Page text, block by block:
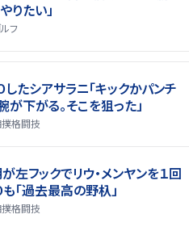
りたい」
フ
したシアサラニ「キックかパンチ
下がる。そこを狙った」
格闘技
左フックでリウ・メンヤンを１回
も「過去最高の野杁」
格闘技